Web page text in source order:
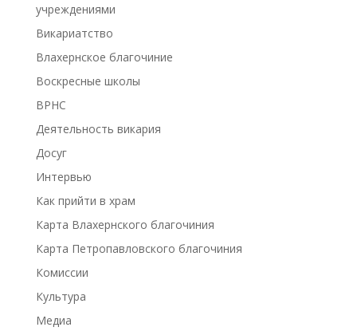
учреждениями
Викариатство
Влахернское благочиние
Воскресные школы
ВРНС
Деятельность викария
Досуг
Интервью
Как прийти в храм
Карта Влахернского благочиния
Карта Петропавловского благочиния
Комиссии
Культура
Медиа